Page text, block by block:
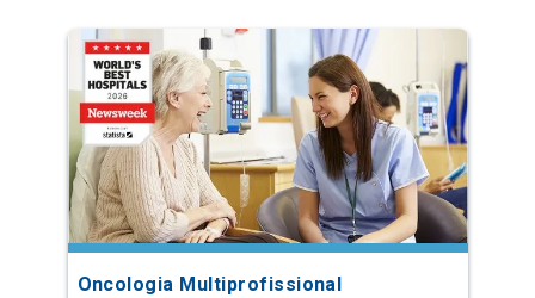
Oncologia Multiprofissional